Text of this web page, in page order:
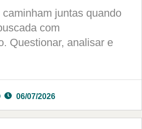
caminham juntas quando
com
Questionar, analisar e
06/07/2026